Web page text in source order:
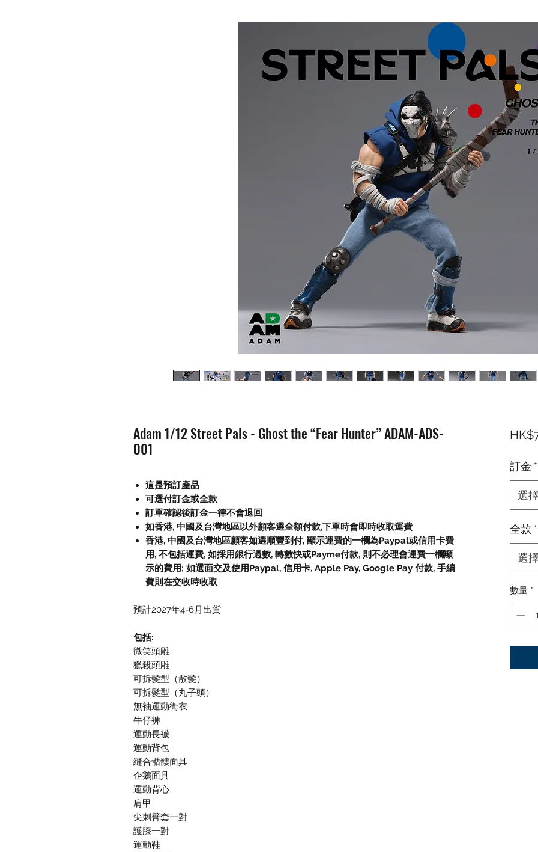
Adam 1/12 Street Pals - Ghost the “Fear Hunter” ADAM-ADS-
001
這是預訂產品
可選付訂金或全款
訂單確認後訂金一律不會退回
如香港, 中國及台灣地區以外顧客選全額付款,下單時會即時收取運費
香港, 中國及台灣地區顧客如選順豐到付, 顯示運費的一欄為Paypal或信用卡費
用, 不包括運費, 如採用銀行過數, 轉數快或Payme付款, 則不必理會運費一欄顯
示的費用; 如選面交及使用Paypal, 信用卡, Apple Pay, Google Pay 付款, 手續
費則在交收時收取
預計2027年4-6月出貨
包括:
微笑頭雕
獵殺頭雕
可拆髮型（散髮）
可拆髮型（丸子頭）
無袖運動衛衣
牛仔褲
運動長襪
運動背包
縫合骷髏面具
企鵝面具
運動背心
肩甲
尖刺臂套一對
護膝一對
運動鞋
訂金 *
選
全款 *
選
數量 *